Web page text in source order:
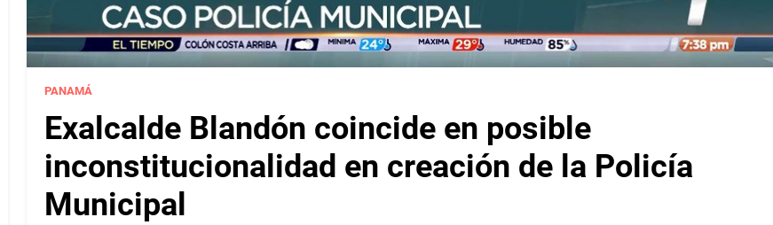
PANAMÁ
Exalcalde Blandón coincide en posible
inconstitucionalidad en creación de la Policía
Municipal